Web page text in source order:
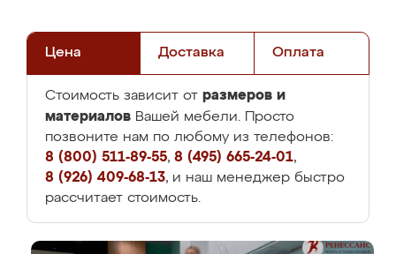
Цена Доставка Оплата
Стоимость зависит от размеров и
материалов Вашей мебели. Просто
позвоните нам по любому из телефонов:
8 (800) 511-89-55, 8 (495) 665-24-01,
8 (926) 409-68-13, и наш менеджер быстро
рассчитает стоимость.